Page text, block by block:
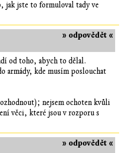
jak jste to formuloval tady ve
» odpovědět «
od toho, abych to dělal.
armády, kde musím poslouchat
nejsem ochoten kvůli
věci, které jsou v rozporu s
» odpovědět «